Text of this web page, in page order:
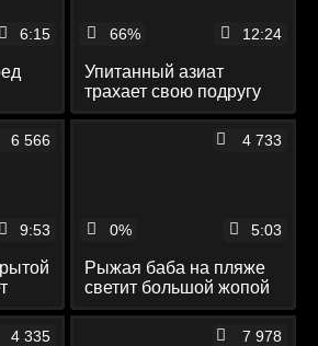
6:15 66% 12:24
Упитанный азиат
трахает свою подругу
на кровати перед
скрытой камерой
6 566
9:53
в
0%
4 733
5:03
Рыжая баба на пляже
светит большой жопой
и писькой перед
скрытой камерой
4 335 7 978